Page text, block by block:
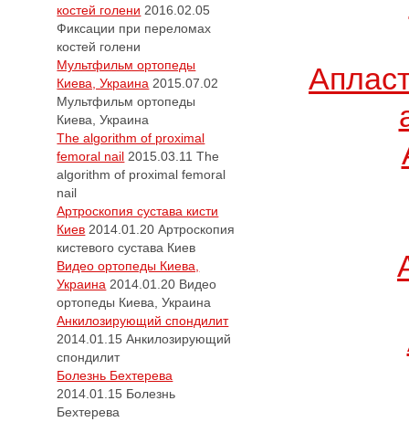
костей голени 2016.02.05
Фиксации при переломах
костей голени
Мультфильм ортопеды
Киева, Украина 2015.07.02
Мультфильм ортопеды
Киева, Украина
The algorithm of proximal
femoral nail 2015.03.11 The
algorithm of proximal femoral
nail
Артроскопия сустава кисти
Киев 2014.01.20 Артроскопия
кистевого сустава Киев
Видео ортопеды Киева,
Украина 2014.01.20 Видео
ортопеды Киева, Украина
Анкилозирующий спондилит
2014.01.15 Анкилозирующий
спондилит
Болезнь Бехтерева
2014.01.15 Болезнь
Бехтерева